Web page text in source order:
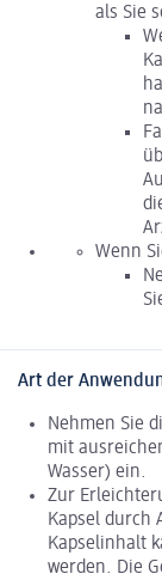
als Sie
Wenn
Art der
Nehmen Sie
mit
Wasser) ein.
Zur
Kapsel durch
Kapselinhalt
werden. Die